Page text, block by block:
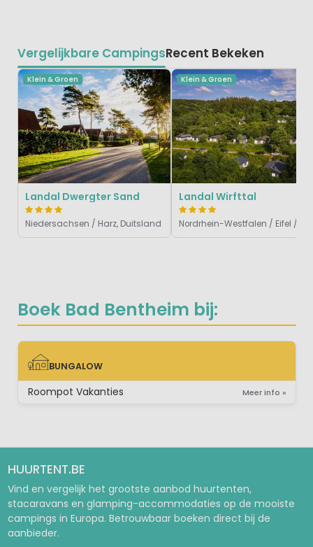
Boek Bad Bentheim bij:
BUNGALOW
BUNGALOW
Roompot Vakanties Meer info »
Vergelijkbare CampingsRecent Bekeken
Klein & Groen
Landal Dwergter Sand
Niedersachsen / Harz, Duitsland
Klein & Groen
Landal Wirfttal
HUURTENT.BE
Vind en vergelijk het grootste aanbod huurtenten,
stacaravans en glamping-accommodaties op de mooiste
campings in Europa. Betrouwbaar boeken direct bij de
aanbieder.